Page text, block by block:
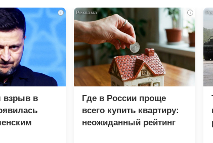
i
взрыв в
i
Где в России проще
всего купить квартиру:
неожиданный рейтинг